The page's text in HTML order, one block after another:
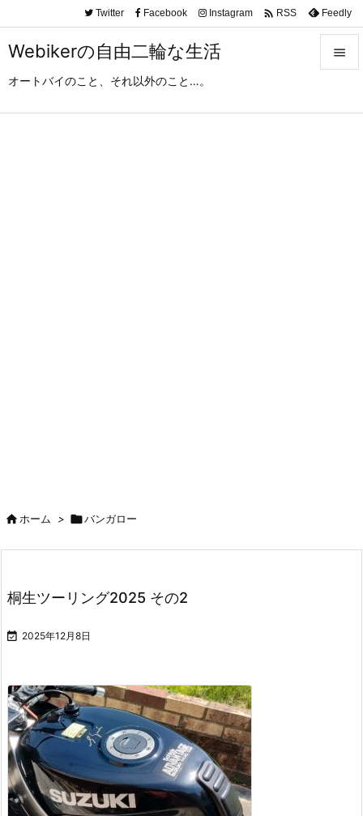
Webikerの自由二輪な生活
オートバイのこと、それ以外のこと…。

Twitter Facebook Instagram  RSS Feedly
ホーム > バンガロー
桐生ツーリング2025 その2
 2025年12月8日